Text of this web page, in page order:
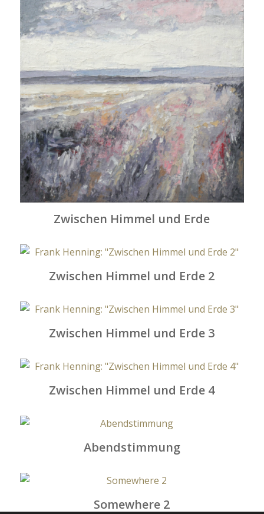
Zwischen Himmel und Erde
Zwischen Himmel und Erde 2
Zwischen Himmel und Erde 3
Zwischen Himmel und Erde 4
Abendstimmung
Somewhere 2